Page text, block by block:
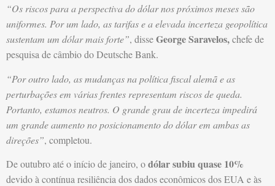
“Os riscos para a perspectiva do dólar nos próximos meses são
uniformes. Por um lado, as tarifas e a elevada incerteza geopolítica
sustentam um dólar mais forte”, disseGeorge Saravelos,chefe de
pesquisa de câmbio do Deutsche Bank.
“Por outro lado, as mudanças na política fiscal alemã e as
perturbações em várias frentes representam riscos de queda.
Portanto, estamos neutros. O grande grau de incerteza impedirá
um grande aumento no posicionamento do dólar em ambas as
direções”, completou.
De outubro até o início de janeiro, odólar subiu quase 10%
devido à contínua resiliência dos dados econômicos dos EUA e às